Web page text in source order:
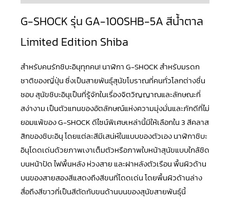
G-SHOCK รุ่น GA-100SHB-5A สีน้ำตาล
Limited Edition Shiba
สำหรับคนรักชิบะอินุทุกคน! นาฬิกาG-SHOCKสำหรับมรดก
ชาติของญี่ปุ่น ซึ่งเป็นสายพันธุ์สุนัขโบราณที่คนทั่วโลกต่างชื่น
ชอบ สุนัขชิบะอินุเป็นที่รู้จักในเรื่องจิตวิญญาณและลักษณะที่
สง่างาม เป็นตัวแทนของอัตลักษณ์แห่งความมุ่งมั่นและภักดีที่ไม่
ยอมแพ้ของ G-SHOCK ดีไซน์พิเศษเหล่านี้มีให้เลือกใน 3 สีคลาส
สิกของชิบะอินุ โดยแต่ละสีมีเสน่ห์ในแบบของตัวเอง นาฬิกาชิบะ
อินุโดดเด่นด้วยภาพเงาเต็มตัวหรือภาพใบหน้าสุนัขแบบใกล้ชิด
บนหน้าปัด ไฟพื้นหลัง ห่วงสาย และฝาหลังตัวเรือน พื้นผิวด้าน
บนของสายสองสีแสดงถึงสีขนที่โดดเด่น โดยพื้นผิวด้านล่าง
สื่อถึงสีขาวที่เป็นสีตัดกับขนด้านบนของสุนัขสายพันธุ์นี้